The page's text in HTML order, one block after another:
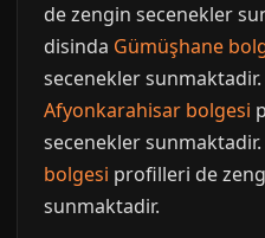
de zengin secenekler
disinda Gümüşhane
secenekler
Afyonkarahisar bolgesi
secenekler
bolgesi profilleri de
sunmaktadir.